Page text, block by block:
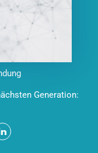
Generation: